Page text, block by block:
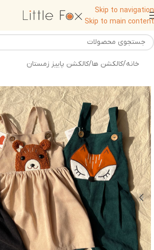
Skip to navigation
Skip to main content
خانه/کالکشن ها/کالکشن پاییز زمستان